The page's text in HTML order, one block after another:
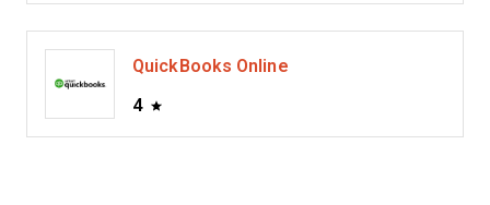
QuickBooks Online
4